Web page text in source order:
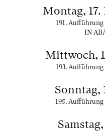
Montag, 17.
191.
IN
Mittwoch,
193.
Sonntag,
195. Aufführung